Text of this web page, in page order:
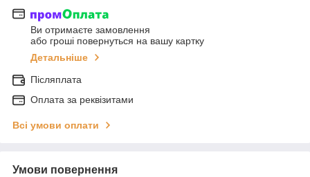
Ви отримаєте замовлення
або гроші повернуться на вашу картку
Детальніше
Післяплата
Оплата за реквізитами
Всі умови оплати
Умови повернення